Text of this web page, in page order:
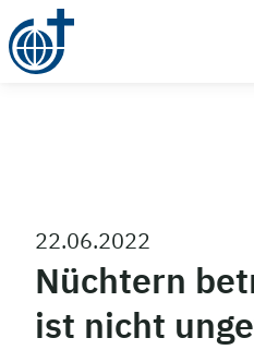
22.06.2022
Nüchtern
ist nicht